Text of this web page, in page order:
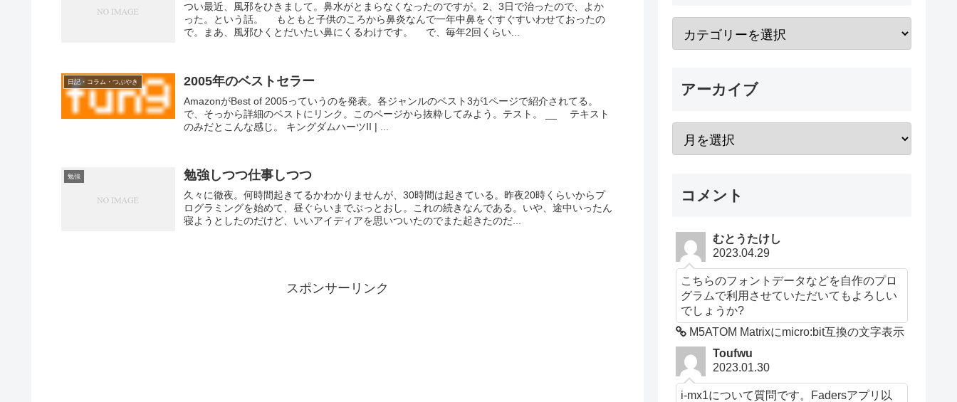
つい最近、風邪をひきまして。鼻水がとまらなくなったのですが。2、3日で治ったので、よか
った。という話。 もともと子供のころから鼻炎なんで一年中鼻をぐすぐすいわせておったの
で。まあ、風邪ひくとだいたい鼻にくるわけです。 で、毎年2回くらい...
日記・コラム・つぶやき 2005年のベストセラー
AmazonがBest of 2005っていうのを発表。各ジャンルのベスト3が1ページで紹介されてる。
で、そっから詳細のベストにリンク。このページから抜粋してみよう。テスト。 __ テキスト
のみだとこんな感じ。 キングダムハーツII | ...
勉強 勉強しつつ仕事しつつ
久々に徹夜。何時間起きてるかわかりませんが、30時間は起きている。昨夜20時くらいからプ
ログラミングを始めて、昼ぐらいまでぶっとおし。これの続きなんである。いや、途中いったん
寝ようとしたのだけど、いいアイディアを思いついたのでまた起きたのだ...
スポンサーリンク
アーカイブ
コメント
むとうたけし
2023.04.29
こちらのフォントデータなどを自作のプロ
グラムで利用させていただいてもよろしい
でしょうか?
M5ATOM Matrixにmicro:bit互換の文字表示
Toufwu
2023.01.30
i-mx1について質問です。Fadersアプリ以